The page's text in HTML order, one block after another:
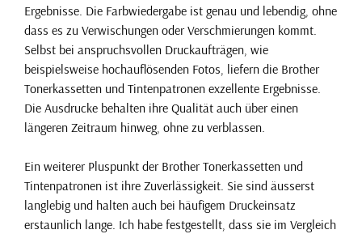
Ergebnisse. Die Farbwiedergabe ist genau und lebendig, ohne
dass es zu Verwischungen oder Verschmierungen kommt.
Selbst bei anspruchsvollen Druckaufträgen, wie
beispielsweise hochauflösenden Fotos, liefern die Brother
Tonerkassetten und Tintenpatronen exzellente Ergebnisse.
Die Ausdrucke behalten ihre Qualität auch über einen
längeren Zeitraum hinweg, ohne zu verblassen.
Ein weiterer Pluspunkt der Brother Tonerkassetten und
Tintenpatronen ist ihre Zuverlässigkeit. Sie sind äusserst
langlebig und halten auch bei häufigem Druckeinsatz
erstaunlich lange. Ich habe festgestellt, dass sie im Vergleich